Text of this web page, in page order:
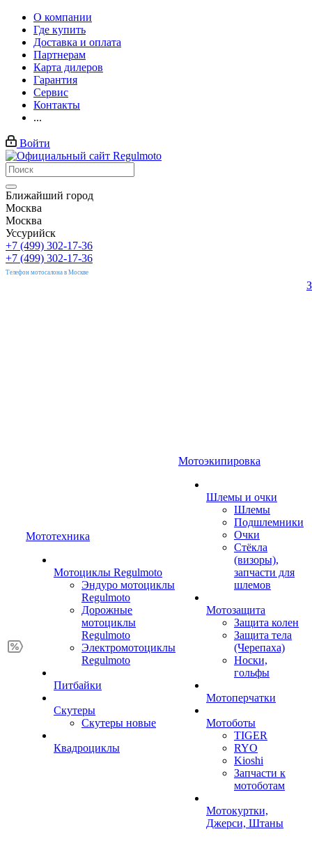
О компании
Где купить
Доставка и оплата
Партнерам
Карта дилеров
Гарантия
Сервис
Контакты
...
Войти
Ближайший город
Москва
Москва
Уссурийск
+7 (499) 302-17-36
+7 (499) 302-17-36
Телефон мотосалона в Москве
Мототехника
Мотоциклы Regulmoto
Эндуро мотоциклы
Regulmoto
Дорожные
мотоциклы
Regulmoto
Электромотоциклы
Regulmoto
Питбайки
Скутеры
Скутеры новые
Квадроциклы
Мотоэкипировка
Шлемы и очки
Шлемы
Подшлемники
Очки
Стёкла
(визоры),
запчасти для
шлемов
Мотозащита
Защита колен
Защита тела
(Черепаха)
Носки,
гольфы
Мотоперчатки
Мотоботы
TIGER
RYO
Kioshi
Запчасти к
мотоботам
Мотокуртки,
Джерси, Штаны